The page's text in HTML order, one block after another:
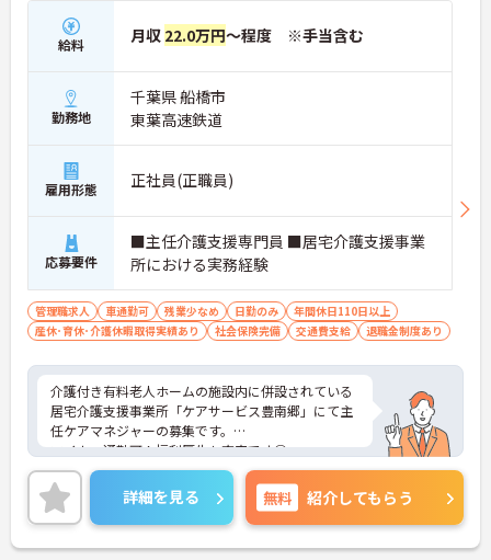
給料 月収 22.0万円～程度 ※手当含む
勤務地
千葉県 船橋市
東葉高速鉄道
雇用形態 正社員(正職員)
応募要件
■主任介護支援専門員 ■居宅介護支援事業
所における実務経験
管理職求人 車通勤可 残業少なめ 日勤のみ
年間休日110日以上
産休･育休･介護休暇取得実績あり
社会保険完備 交通費支給 退職金制度あり
介護付き有料老人ホームの施設内に併設されている
居宅介護支援事業所「ケアサービス豊南郷」にて主
任ケアマネジャーの募集です。
マイカー通勤可！福利厚生も充実です◎
年間休日120日以上としっかりお休みも取得出来る
ので、ワークライフバランスを大切にしたい方にオ
ススメ★
ご興味ある方には、面接対策ポイントなど、さらに
詳細をお話しいたしますのでお気軽にご相談くださ
詳細を見る 無料 紹介してもらう